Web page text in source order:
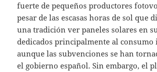
fuerte de pequeños productores
pesar de las escasas horas de sol que
una tradición ver paneles solares en
dedicados principalmente al consumo
aunque las subvenciones se han
el gobierno español. Sin embargo, el